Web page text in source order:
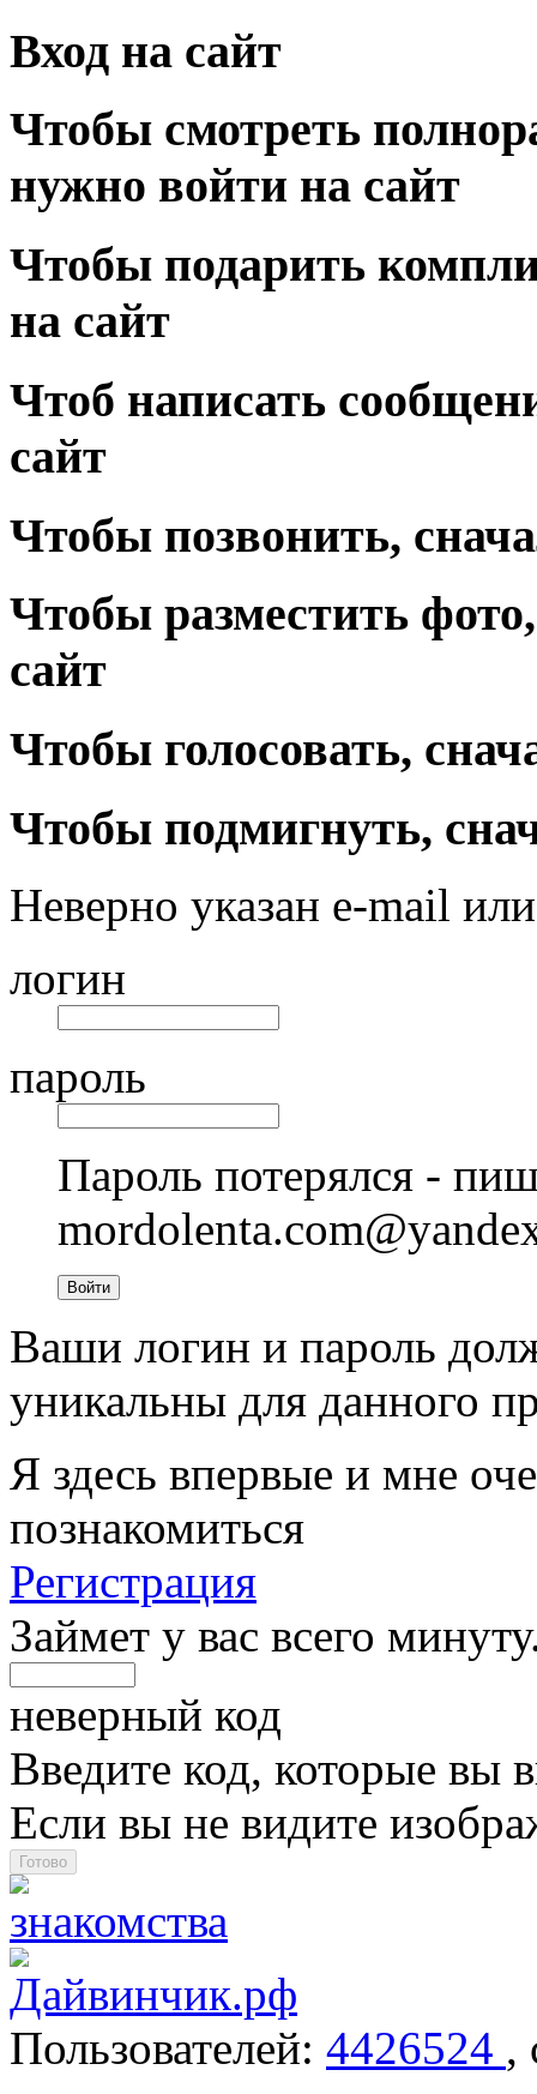
Вход на сайт
Чтобы смотреть
нужно войти на сайт
Чтобы подарить
на сайт
Чтоб написать
сайт
Чтобы позвонить,
Чтобы разместить
сайт
Чтобы голосовать,
Чтобы подмигнуть,
Неверно указан e-mail
логин
пароль
Пароль потерялся -
Войти
Ваши логин и пароль
уникальны для данного
Я здесь впервые и мне
познакомиться
Регистрация
Займет у вас всего
неверный код
Введите код, которые вы
Если вы не видите
Пользователей: 4426524 ,